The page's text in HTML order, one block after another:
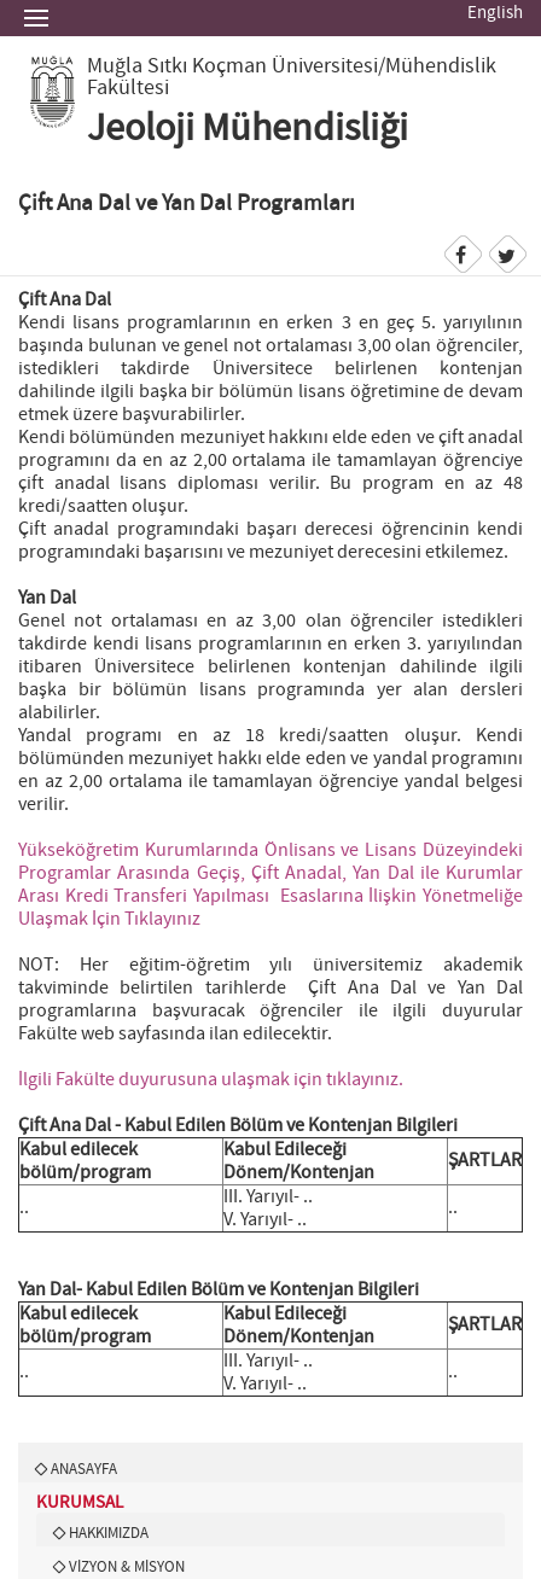
English
Muğla Sıtkı Koçman Üniversitesi/Mühendislik
Fakültesi
Jeoloji Mühendisliği
Çift Ana Dal ve Yan Dal Programları
Çift Ana Dal
Kendi lisans programlarının en erken 3 en geç 5. yarıyılının
başında bulunan ve genel not ortalaması 3,00 olan öğrenciler,
istedikleri takdirde Üniversitece belirlenen kontenjan
dahilinde ilgili başka bir bölümün lisans öğretimine de devam
etmek üzere başvurabilirler.
Kendi bölümünden mezuniyet hakkını elde eden ve çift anadal
programını da en az 2,00 ortalama ile tamamlayan öğrenciye
çift anadal lisans diploması verilir. Bu program en az 48
kredi/saatten oluşur.
Çift anadal programındaki başarı derecesi öğrencinin kendi
programındaki başarısını ve mezuniyet derecesini etkilemez.
Yan Dal
Genel not ortalaması en az 3,00 olan öğrenciler istedikleri
takdirde kendi lisans programlarının en erken 3. yarıyılından
itibaren Üniversitece belirlenen kontenjan dahilinde ilgili
başka bir bölümün lisans programında yer alan dersleri
alabilirler.
Yandal programı en az 18 kredi/saatten oluşur. Kendi
bölümünden mezuniyet hakkı elde eden ve yandal programını
en az 2,00 ortalama ile tamamlayan öğrenciye yandal belgesi
verilir.
Yükseköğretim Kurumlarında Önlisans ve Lisans Düzeyindeki
Programlar Arasında Geçiş, Çift Anadal, Yan Dal ile Kurumlar
Arası Kredi Transferi Yapılması Esaslarına İlişkin Yönetmeliğe
Ulaşmak İçin Tıklayınız
NOT:
Her eğitim-öğretim yılı üniversitemiz akademik
takviminde belirtilen tarihlerde Çift Ana Dal ve Yan Dal
programlarına başvuracak öğrenciler ile ilgili duyurular
Fakülte web sayfasında ilan edilecektir.
İlgili Fakülte duyurusuna ulaşmak için tıklayınız.
Çift Ana Dal - Kabul Edilen Bölüm ve Kontenjan Bilgileri
Kabul edilecek
bölüm/program
Kabul Edileceği
Dönem/Kontenjan
ŞARTLAR
..
III. Yarıyıl- ..
V. Yarıyıl- ..
..
Yan Dal- Kabul Edilen Bölüm ve Kontenjan Bilgileri
Kabul edilecek
bölüm/program
Kabul Edileceği
Dönem/Kontenjan
ŞARTLAR
..
III. Yarıyıl- ..
V. Yarıyıl- ..
..
ANASAYFA
KURUMSAL
HAKKIMIZDA
VİZYON & MİSYON